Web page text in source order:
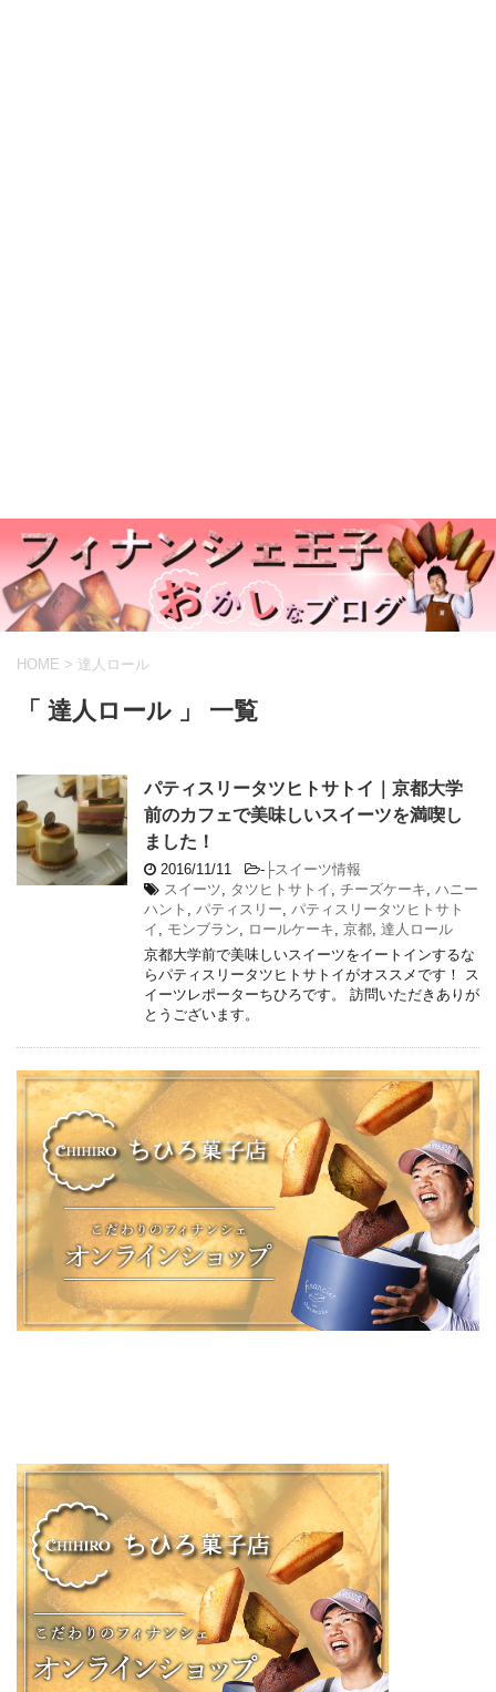
HOME > 達人ロール
「 達人ロール 」 一覧
パティスリータツヒトサトイ｜京都大学
前のカフェで美味しいスイーツを満喫し
ました！
2016/11/11 - ├スイーツ情報
スイーツ
タツヒトサトイ チーズケーキ ハニー
ハント
パティスリー
パティスリータツヒトサト
イ
モンブラン ロールケーキ 京都 達人ロール
京都大学前で美味しいスイーツをイートインするな
らパティスリータツヒトサトイがオススメです！ ス
イーツレポーターちひろです。 訪問いただきありが
とうございます。